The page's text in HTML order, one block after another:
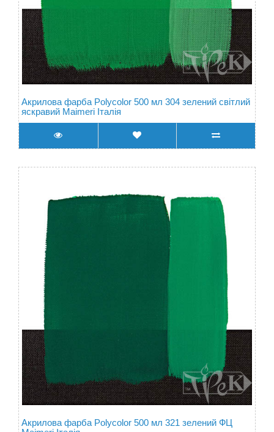
Акрилова фарба Polycolor 500 мл 304 зелений світлий
яскравий Maimeri Італія
Акрилова фарба Polycolor 500 мл 321 зелений ФЦ